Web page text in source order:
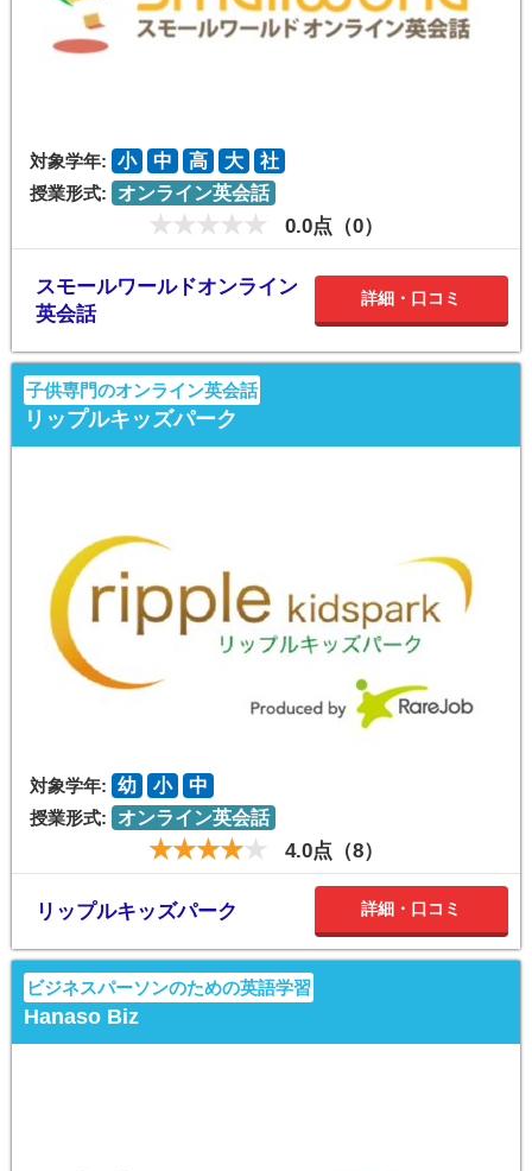
対象学年: 小 中 高 大
社
授業形式:
オンライン英会話
0.0点（0）
スモールワールドオンライン
英会話
詳細・口コミ
子供専門のオンライン英会話
リップルキッズパーク
対象学年: 幼 小
中
授業形式:
オンライン英会話
4.0点（8）
リップルキッズパーク 詳細・口コミ
ビジネスパーソンのための英語学習
Hanaso Biz